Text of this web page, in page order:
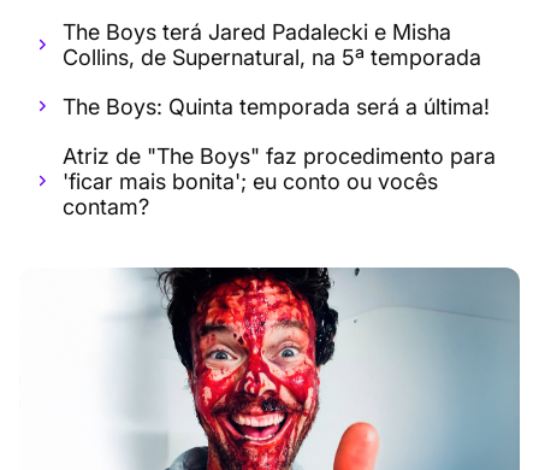
The Boys terá Jared Padalecki e Misha
Collins, de Supernatural, na 5ª temporada
The Boys: Quinta temporada será a última!
Atriz de "The Boys" faz procedimento para
'ficar mais bonita'; eu conto ou vocês
contam?